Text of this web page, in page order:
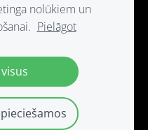
Latvijā.
nolūkiem un
Pielāgot